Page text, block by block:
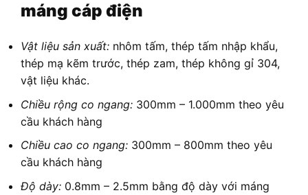
máng cáp điện
Vật liệu sản xuất: nhôm tấm, thép tấm nhập khẩu,
thép mạ kẽm trước, thép zam, thép không gỉ 304,
vật liệu khác.
Chiều rộng co ngang: 300mm – 1.000mm theo yêu
cầu khách hàng
Chiều cao co ngang: 300mm – 800mm theo yêu
cầu khách hàng
Độ dày: 0.8mm – 2.5mm bằng độ dày với máng